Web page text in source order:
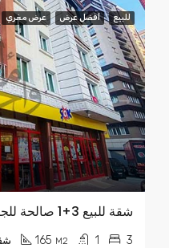
للبيع أفضل عرض عرض مغري
شقة للبيع 3+1 صالحة للجنسية USD 125,000
3
1
165 M2